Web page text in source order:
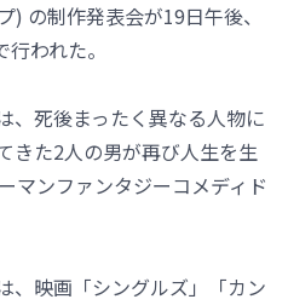
) の制作発表会が19日午後、
われた。
、死後まったく異なる人物に
きた2人の男が再び人生を生
マンファンタジーコメディド
、映画「シングルズ」「カン